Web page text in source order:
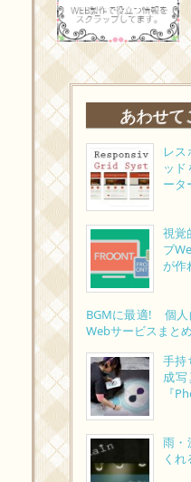
あわせて
レ
ッ
ータ
視覚
ブ
が作
BGMに最適! 個人
Webサービスまと
手持
成
『
雨・
く